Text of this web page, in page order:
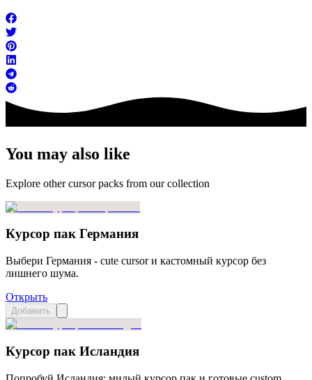
You may also like
Explore other cursor packs from our collection
Курсор пак Германия
Выбери Германия - cute cursor и кастомный курсор без
лишнего шума.
Открыть
Добавить
Курсор пак Исландия